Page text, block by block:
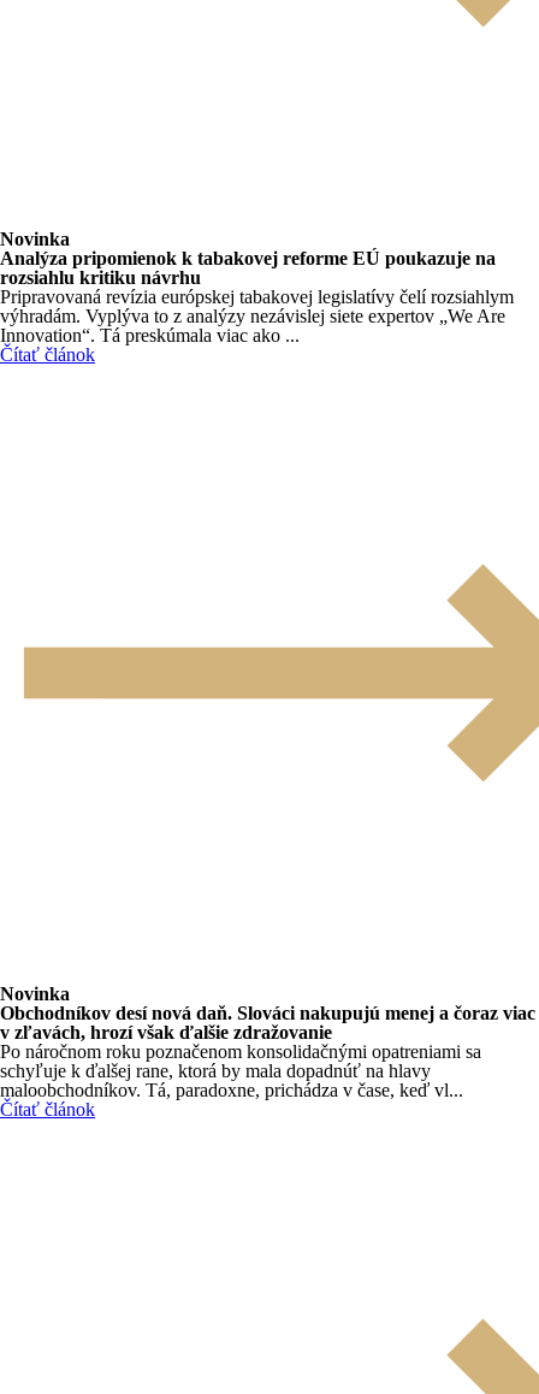
Novinka
Analýza pripomienok k tabakovej reforme EÚ poukazuje na
rozsiahlu kritiku návrhu
Pripravovaná revízia európskej tabakovej legislatívy čelí rozsiahlym
výhradám. Vyplýva to z analýzy nezávislej siete expertov „We Are
Innovation“. Tá preskúmala viac ako ...
Čítať článok
Novinka
Obchodníkov desí nová daň. Slováci nakupujú menej a čoraz viac
v zľavách, hrozí však ďalšie zdražovanie
Po náročnom roku poznačenom konsolidačnými opatreniami sa
schyľuje k ďalšej rane, ktorá by mala dopadnúť na hlavy
maloobchodníkov. Tá, paradoxne, prichádza v čase, keď vl...
Čítať článok